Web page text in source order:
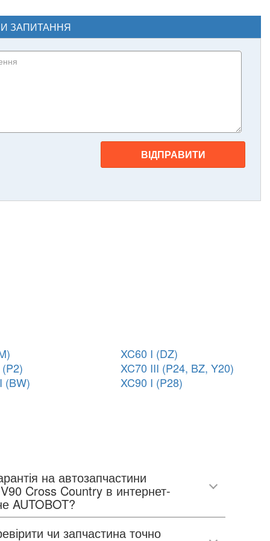
ЗАПИТАННЯ
ВІДПРАВИТИ
(BW)
XC60 I (DZ)
XC70 III (P24, BZ, Y20)
XC90 I (P28)
на автозапчастини
Cross Country в интернет-
AUTOBOT?
чи запчастина точно